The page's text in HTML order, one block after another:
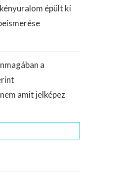
épült ki
a
amit jelképez